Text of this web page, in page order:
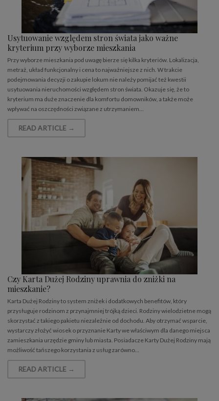
Usytuowanie względem stron świata jako ważne
kryterium przy wyborze mieszkania
Przy wyborze mieszkania pod uwagę bierze się kilka kryteriów. Lokalizacja,
metraż, układ funkcjonalny i cena to najważniejsze z nich. W trakcie
podejmowania decyzji o zakupie lokum nie należy pomijać też kwestii
usytuowania nieruchomości względem stron świata. Okazuje się, że to
kryterium ma duże znaczenie dla komfortu domowników, a także może
wpływać na oszczędności związane z utrzymaniem…
READ ARTICLE →
Czy Karta Dużej Rodziny uprawnia do zniżki na
mieszkanie?
Karta Dużej Rodziny to system zniżek i dodatkowych benefitów, który
przysługuje rodzinom z przynajmniej trójką dzieci. Rodziny wielodzietne mogą
skorzystać z takiego pakietu niezależnie od dochodu. Aby otrzymać wsparcie,
wystarczy złożyć wiosek o przyznanie Karty we właściwym dla danego miejsca
zamieszkania urzędzie gminy lub miasta. Posiadacze Karty Dużej Rodziny mają
możliwość tańszego korzystania z usług zarówno…
READ ARTICLE →